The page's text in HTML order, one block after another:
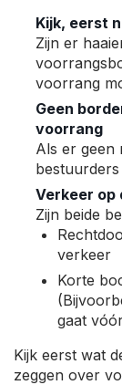
Kijk, eerst
Zijn er
voorrang
Geen
voorrang
Als er geen
Verkeer op
Zijn beide
verkeer
Korte
gaat
Kijk eerst wat
zeggen over